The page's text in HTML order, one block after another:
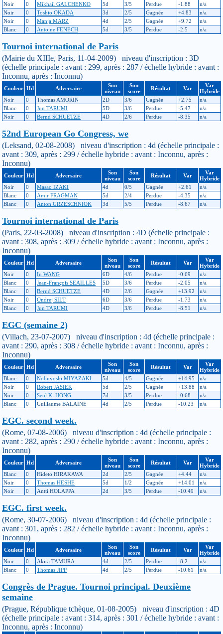
Noir
0 Mikhail GALCHENKO 5d 3/5 Perdue -1.88
n/a
Noir
0 Toshio OKADA 3d 2/5 Gagnée +4.83
n/a
Noir
0 Manja MARZ 4d 2/5 Gagnée +9.72
n/a
Blanc
0 Antoine FENECH 5d 3/5 Perdue -2.5 n/a
Tournoi international de Paris
(Mairie du XIIIe, Paris, 11-04-2009) niveau d'inscription : 3D
(échelle principale : avant : 299, après : 287 / échelle hybride : avant :
Inconnu, après : Inconnu)
Couleur Hd Adversaire
Son
niveau
Son
score
Résultat Var
Var
Hybride
Noir
0 Thomas AMORIN 2D 3/6 Gagnée +2.75
n/a
Blanc
0 Jun TARUMI 5D 3/6 Perdue -5.47
n/a
Noir
0 Bernd SCHUETZE 4D 2/6 Perdue -8.35 n/a
52nd European Go Congress, we
(Leksand, 02-08-2008) niveau d'inscription : 4d (échelle principale :
avant : 309, après : 299 / échelle hybride : avant : Inconnu, après :
Inconnu)
Couleur Hd Adversaire
Son
niveau
Son
score
Résultat Var
Var
Hybride
Noir
0 Masao IZAKI 4d 0/5 Gagnée +2.61
n/a
Blanc
0 Amir FRAGMAN 5d 2/4 Perdue -4.35
n/a
Blanc
0 Anton GRZESCHNIOK 3d 5/5 Perdue -8.67 n/a
Tournoi international de Paris
(Paris, 22-03-2008) niveau d'inscription : 4D (échelle principale :
avant : 308, après : 309 / échelle hybride : avant : Inconnu, après :
Inconnu)
Couleur Hd Adversaire
Son
niveau
Son
score
Résultat Var
Var
Hybride
Noir
0 Iu WANG 6D 4/6 Perdue -0.69
n/a
Blanc
0 Jean-François SEAILLES 5D 3/6 Perdue -2.05
n/a
Blanc
0 Bernd SCHUETZE 4D 2/6 Gagnée +13.92
n/a
Noir
0 Ondrej SILT 6D 3/6 Perdue -1.73
n/a
Blanc
0 Jun TARUMI 4D 3/6 Perdue -8.51 n/a
EGC (semaine 2)
(Villach, 23-07-2007) niveau d'inscription : 4d (échelle principale :
avant : 290, après : 308 / échelle hybride : avant : Inconnu, après :
Inconnu)
Couleur Hd Adversaire
Son
niveau
Son
score
Résultat Var
Var
Hybride
Blanc
0 Nobuyoshi MIYAZAKI 5d 4/5 Gagnée +14.95
n/a
Noir
0 Robert JASIEK 5d 2/5 Gagnée +13.88
n/a
Noir
0 Seul Ki HONG 7d 3/5 Perdue -0.68
n/a
Blanc
0 Guillaume BALAINE 4d 2/5 Perdue -10.23 n/a
EGC. second week.
(Rome, 07-08-2006) niveau d'inscription : 4d (échelle principale :
avant : 282, après : 290 / échelle hybride : avant : Inconnu, après :
Inconnu)
Couleur Hd Adversaire
Son
niveau
Son
score
Résultat Var
Var
Hybride
Blanc
0 Hideto HIRAKAWA 2d 2/5 Gagnée +4.44
n/a
Noir
0 Thomas HESHE 5d 1/2 Gagnée +14.01
n/a
Noir
0 Antti HOLAPPA 2d 3/5 Perdue -10.49 n/a
EGC. first week.
(Rome, 30-07-2006) niveau d'inscription : 4d (échelle principale :
avant : 301, après : 282 / échelle hybride : avant : Inconnu, après :
Inconnu)
Couleur Hd Adversaire
Son
niveau
Son
score
Résultat Var
Var
Hybride
Noir
0 Akira TAMURA 4d 2/5 Perdue -8.2
n/a
Blanc
0 Thomas JIPP 4d 2/5 Perdue -10.61 n/a
Congrès de Prague. Tournoi principal. Deuxième
semaine
(Prague, République tchèque, 01-08-2005) niveau d'inscription : 4D
(échelle principale : avant : 314, après : 301 / échelle hybride : avant :
Inconnu, après : Inconnu)